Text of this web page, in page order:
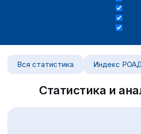
Вся статистика Индекс
Статистика и